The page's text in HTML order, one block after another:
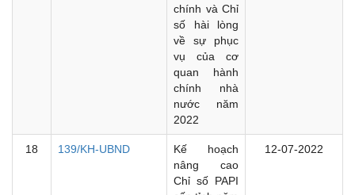
chính và Chỉ
số hài lòng
về sự phục
vụ của cơ
quan hành
chính nhà
nước năm
2022
18 139/KH-UBND
Kế hoạch
nâng cao
Chỉ số PAPI
12-07-2022